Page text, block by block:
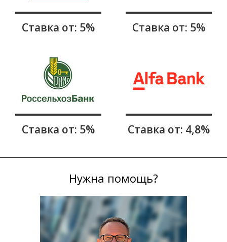
Ставка от: 5% Ставка от: 5%
Ставка от: 5% Ставка от: 4,8%
Нужна помощь?